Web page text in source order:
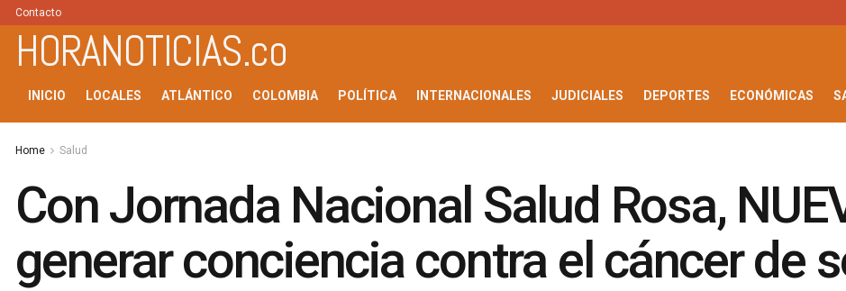
Contacto
HORANOTICIAS.co
INICIO LOCALES ATLÁNTICO COLOMBIA POLÍTICA INTERNACIONALES JUDICIALES DEPORTES ECONÓMICAS
Home Salud
Con Jornada Nacional Salud Rosa,
generar conciencia contra el cáncer de